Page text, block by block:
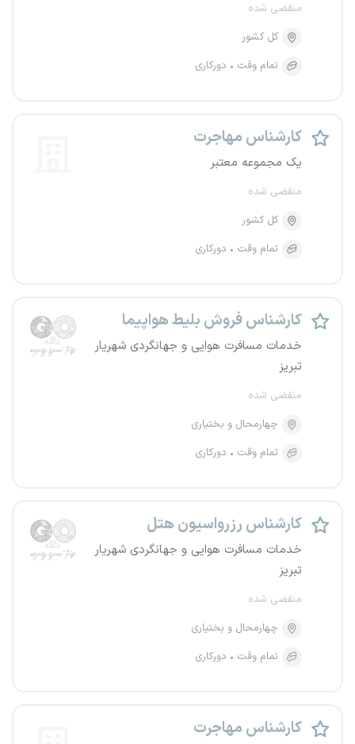
منقضی شده
کل کشور
تمام وقت
دورکاری
کارشناس مهاجرت
یک مجموعه معتبر
منقضی شده
کل کشور
تمام وقت
دورکاری
کارشناس فروش بلیط هواپیما
خدمات مسافرت هوایی و جهانگردی شهریار
تبریز
منقضی شده
چهارمحال و بختیاری
تمام وقت
دورکاری
کارشناس رزرواسیون هتل
خدمات مسافرت هوایی و جهانگردی شهریار
تبریز
منقضی شده
چهارمحال و بختیاری
تمام وقت
دورکاری
کارشناس مهاجرت